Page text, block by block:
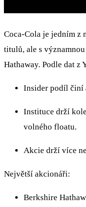
Coca‑Cola je jedním
titulů, ale s
Hathaway. Podle dat z
Insider podíl činí
Instituce drží
volného floatu.
Akcie drží více
Největší akcionáři:
Berkshire